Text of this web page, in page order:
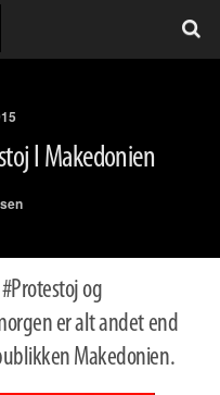
I Makedonien
og
er alt andet end
Makedonien.